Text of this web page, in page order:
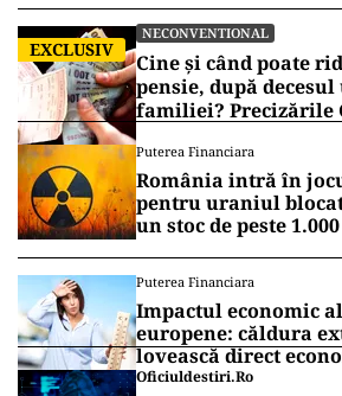
EXCLUSIV
NECONVENTIONAL
Cine și când poate
pensie, după
familiei? Precizările
Puterea Financiara
România intră în
pentru uraniul
un stoc de peste
Puterea Financiara
Impactul economic
europene: căldura
lovească direct
Oficiuldestiri.ro